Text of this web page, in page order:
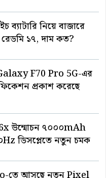
নিয়ে বাজারে
১৭, দাম কত?
F70 Pro 5G-এর
প্রকাশ করেছে
উন্মোচন ৭০০০mAh
ডিসপ্লেতে নতুন চমক